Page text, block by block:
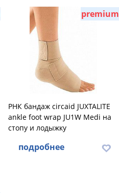
premium
РНК бандаж circaid JUXTALITE
ankle foot wrap JU1W Medi на
стопу и лодыжку
подробнее